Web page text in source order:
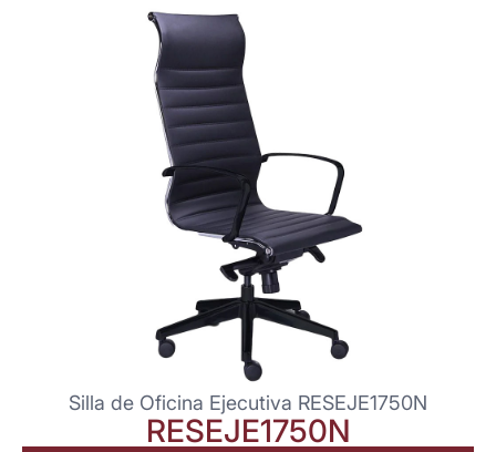
Silla de Oficina Ejecutiva RESEJE1750N
RESEJE1750N